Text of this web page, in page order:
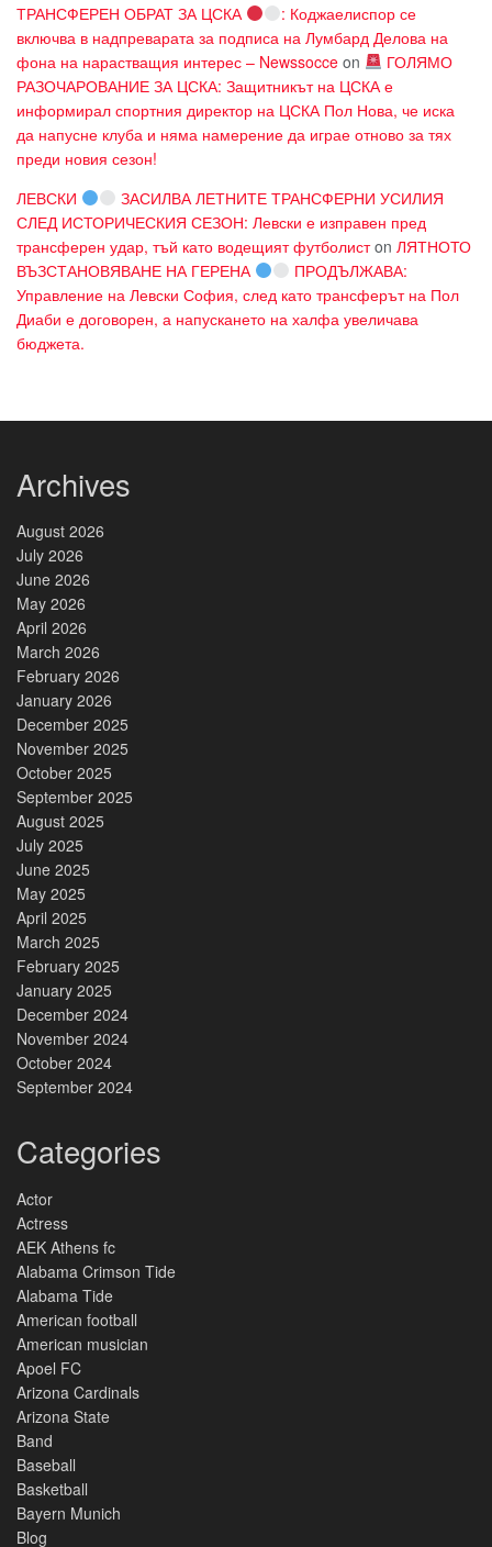
ТРАНСФЕРЕН ОБРАТ ЗА ЦСКА
: Коджаелиспор се
включва в надпреварата за подписа на Лумбард Делова на
фона на нарастващия интерес – Newssocce on
ГОЛЯМО
РАЗОЧАРОВАНИЕ ЗА ЦСКА: Защитникът на ЦСКА е
информирал спортния директор на ЦСКА Пол Нова, че иска
да напусне клуба и няма намерение да играе отново за тях
преди новия сезон!
ЛЕВСКИ
ЗАСИЛВА ЛЕТНИТЕ ТРАНСФЕРНИ УСИЛИЯ
СЛЕД ИСТОРИЧЕСКИЯ СЕЗОН: Левски е изправен пред
трансферен удар, тъй като водещият футболистon ЛЯТНОТО
ВЪЗСТАНОВЯВАНЕ НА ГЕРЕНА
ПРОДЪЛЖАВА:
Управление на Левски София, след като трансферът на Пол
Диаби е договорен, а напускането на халфа увеличава
бюджета.
Archives
August 2026
July 2026
June 2026
May 2026
April 2026
March 2026
February 2026
January 2026
December 2025
November 2025
October 2025
September 2025
August 2025
July 2025
June 2025
May 2025
April 2025
March 2025
February 2025
January 2025
December 2024
November 2024
October 2024
September 2024
Categories
Actor
Actress
AEK Athens fc
Alabama Crimson Tide
Alabama Tide
American football
American musician
Apoel FC
Arizona Cardinals
Arizona State
Band
Baseball
Basketball
Bayern Munich
Blog